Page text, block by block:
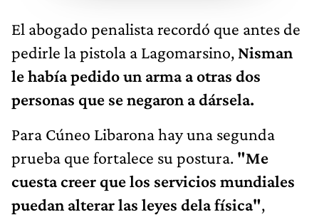
El abogado penalista recordó que antes de
pedirle la pistola a Lagomarsino, Nisman
le había pedido un arma a otras dos
personas que se negaron a dársela.
Para Cúneo Libarona hay una segunda
prueba que fortalece su postura. "Me
cuesta creer que los servicios mundiales
puedan alterar las leyes dela física",